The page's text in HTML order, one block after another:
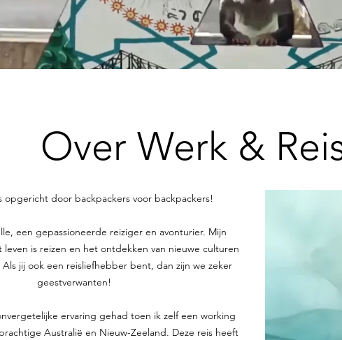
Over Werk &
opgericht door backpackers voor backpackers!
een gepassioneerde reiziger en avonturier. Mijn
is reizen en het ontdekken van nieuwe culturen
jij ook een reisliefhebber bent, dan zijn we zeker
geestverwanten!
ervaring gehad toen ik zelf een working
Australië en Nieuw-Zeeland. Deze reis heeft